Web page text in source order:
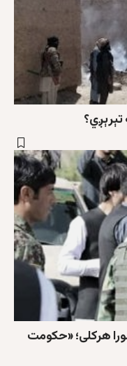
هرکلی؛ «حکومت